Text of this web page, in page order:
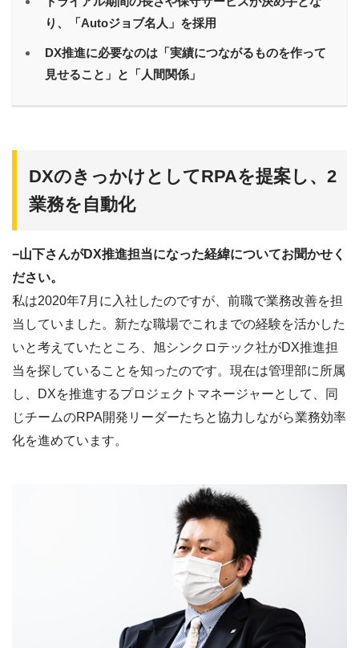
り、「Autoジョブ名人」を採用
DX推進に必要なのは「実績につながるものを作って
見せること」と「人間関係」
DXのきっかけとしてRPAを提案し、2
業務を自動化
−山下さんがDX推進担当になった経緯についてお聞かせく
ださい。
私は2020年7月に入社したのですが、前職で業務改善を担
当していました。新たな職場でこれまでの経験を活かした
いと考えていたところ、旭シンクロテック社がDX推進担
当を探していることを知ったのです。現在は管理部に所属
し、DXを推進するプロジェクトマネージャーとして、同
じチームのRPA開発リーダーたちと協力しながら業務効率
化を進めています。